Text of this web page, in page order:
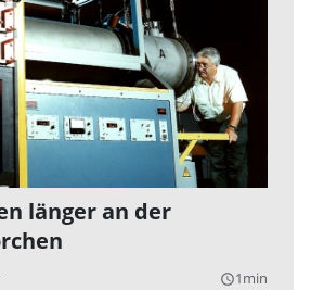
länger an der
query_builder1min